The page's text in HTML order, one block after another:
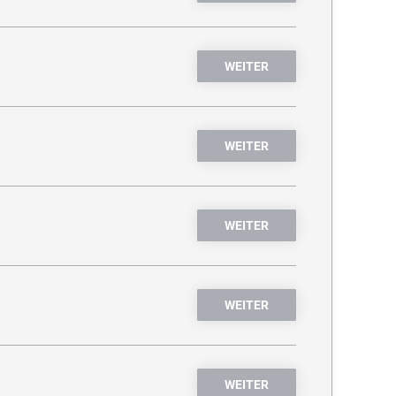
WEITER
WEITER
WEITER
WEITER
WEITER